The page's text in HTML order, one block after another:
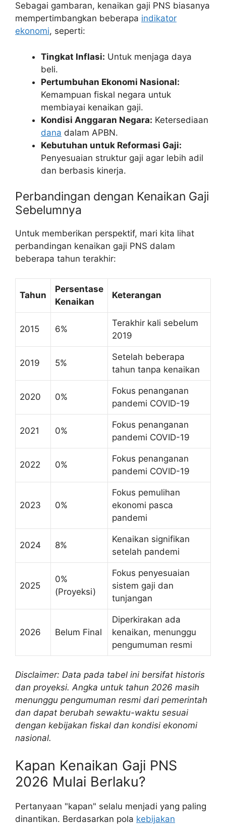
Sebagai gambaran, kenaikan gaji PNS biasanya
mempertimbangkan beberapa indikator
ekonomi, seperti:
Tingkat Inflasi: Untuk menjaga daya
beli.
Pertumbuhan Ekonomi Nasional:
Kemampuan fiskal negara untuk
membiayai kenaikan gaji.
Kondisi Anggaran Negara: Ketersediaan
dana dalam APBN.
Kebutuhan untuk Reformasi Gaji:
Penyesuaian struktur gaji agar lebih adil
dan berbasis kinerja.
Perbandingan dengan Kenaikan Gaji
Sebelumnya
Untuk memberikan perspektif, mari kita lihat
perbandingan kenaikan gaji PNS dalam
beberapa tahun terakhir:
Tahun
Persentase
Kenaikan
Keterangan
2015 6%
Terakhir kali sebelum
2019
2019 5%
Setelah beberapa
tahun tanpa kenaikan
2020 0%
Fokus penanganan
pandemi COVID-19
2021 0%
Fokus penanganan
pandemi COVID-19
2022 0%
Fokus penanganan
pandemi COVID-19
2023 0%
Fokus pemulihan
ekonomi pasca
pandemi
2024 8%
Kenaikan signifikan
setelah pandemi
2025
0%
(Proyeksi)
Fokus penyesuaian
sistem gaji dan
tunjangan
2026 Belum Final
Diperkirakan ada
kenaikan, menunggu
pengumuman resmi
Disclaimer: Data pada tabel ini bersifat historis
dan proyeksi. Angka untuk tahun 2026 masih
menunggu pengumuman resmi dari pemerintah
dan dapat berubah sewaktu-waktu sesuai
dengan kebijakan fiskal dan kondisi ekonomi
nasional.
Kapan Kenaikan Gaji PNS
2026 Mulai Berlaku?
Pertanyaan "kapan" selalu menjadi yang paling
dinantikan. Berdasarkan pola kebijakan